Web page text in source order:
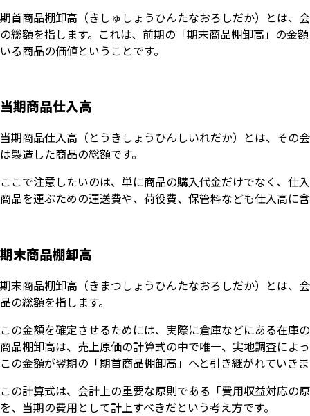
期首商品棚卸高（きしゅしょうひんたなおろしだか）とは、
の総額を指します。これは、前期の「期末商品棚卸高」の金
いる商品の価値ということです。
当期商品仕入高
当期商品仕入高（とうきしょうひんしいれだか）とは、その
は製造した商品の総額です。
ここで注意したいのは、単に商品の購入代金だけでなく、仕
商品を運ぶための運送費や、荷役費、保管料なども仕入高に
期末商品棚卸高
期末商品棚卸高（きまつしょうひんたなおろしだか）とは、
品の総額を指します。
この金額を確定させるためには、実際に倉庫などにある在庫
商品棚卸高は、売上原価の計算式の中で唯一、実地調査によ
この金額が翌期の「期首商品棚卸高」へと引き継がれていき
この計算式は、会計上の重要な原則である「費用収益対応の
を、当期の費用として計上すべきだという考え方です。